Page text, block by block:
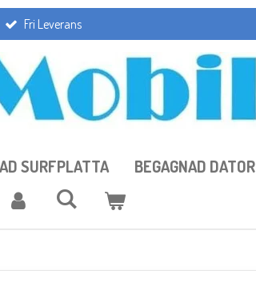
Fri Leverans
SURFPLATTA BEGAGNAD DATOR